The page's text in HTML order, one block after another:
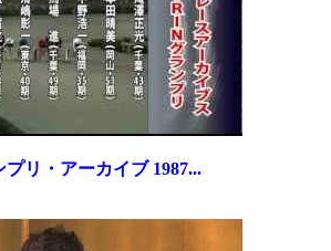
リ・アーカイブ 1987...